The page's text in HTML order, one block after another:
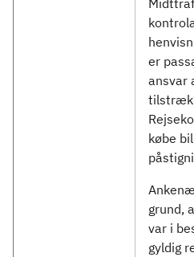
er
ansvar
købe
grund,
var i
gyldig